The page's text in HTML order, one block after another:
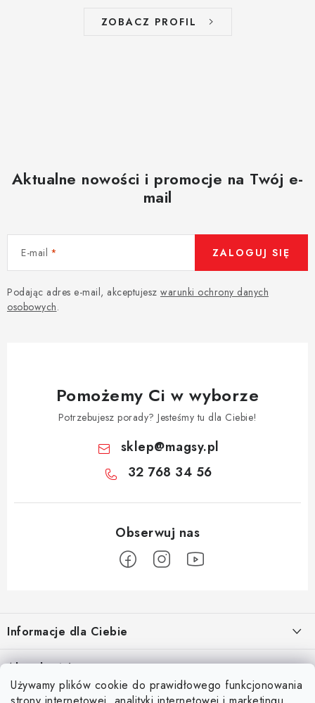
Używamy plików cookie do prawidłowego funkcjonowania
ZOBACZ PROFIL
Aktualne nowości i promocje na Twój e-
mail
E-mail
Podając adres e-mail, akceptujesz warunki ochrony danych
osobowych.
ZALOGUJ SIĘ
Pomożemy Ci w wyborze
Potrzebujesz porady? Jesteśmy tu dla Ciebie!
sklep@magsy.pl
32 768 34 56
o
p
Informacje dla Ciebie
O nas
Regulamin e-sklepu
Aktualności
Odkryj magię kieszeni magnetycznych